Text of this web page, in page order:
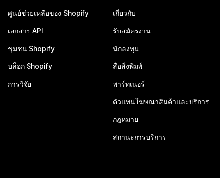
ศูนย์ช่วยเหลือของ Shopify
เอกสาร API
ชุมชน Shopify
บล็อก Shopify
การวิจัย
เกี่ยวกับ
รับสมัครงาน
นักลงทุน
สื่อสิ่งพิมพ์
พาร์ทเนอร์
ตัวแทนโฆษณาสินค้าและบริการ
กฎหมาย
สถานะการบริการ